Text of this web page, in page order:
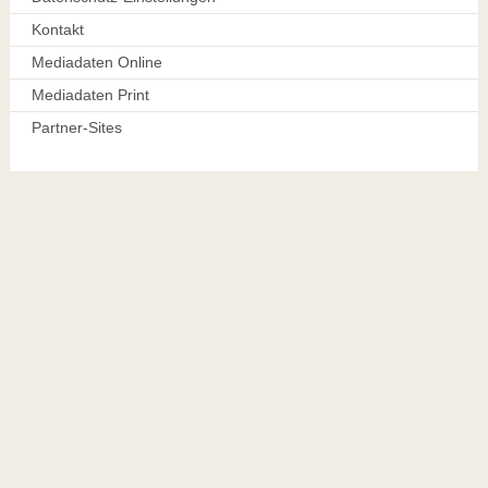
Kontakt
Mediadaten Online
Mediadaten Print
Partner-Sites